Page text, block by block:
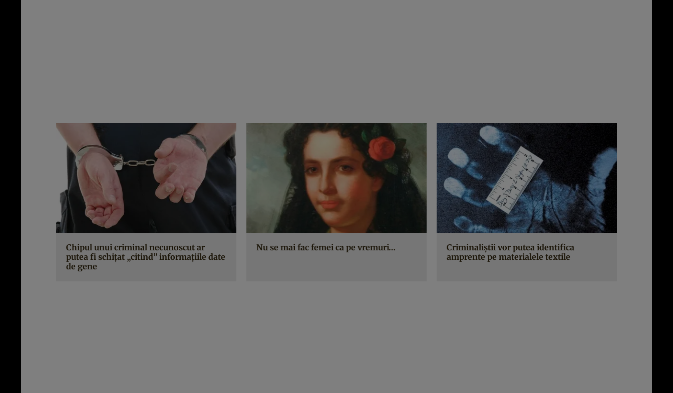
Chipul unui criminal necunoscut ar
putea fi schiţat „citind” informaţiile date
de gene
Nu se mai fac femei ca pe vremuri…
Criminaliştii vor putea identifica
amprente pe materialele textile